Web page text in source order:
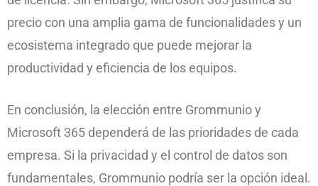
precio con una amplia gama de funcionalidades y un
ecosistema integrado que puede mejorar la
productividad y eficiencia de los equipos.
En conclusión, la elección entre Grommunio y
Microsoft 365 dependerá de las prioridades de cada
empresa. Si la privacidad y el control de datos son
fundamentales, Grommunio podría ser la opción ideal.